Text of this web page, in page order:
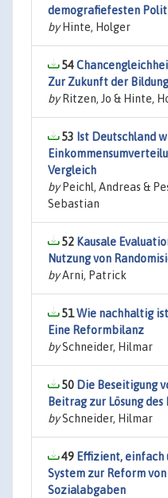
demografiefesten
byHinte, Holger
54
Zur Zukunft der
byRitzen, Jo & Hinte,
53 Ist Deutschland
Vergleich
byPeichl, Andreas &
Sebastian
52 Kausale
Nutzung von
byArni, Patrick
51Wie nachhaltig
Eine Reformbilanz
bySchneider, Hilmar
50 Die Beseitigung
Beitrag zur Lösung
bySchneider, Hilmar
49 Effizient,
System zur Reform
Sozialabgaben